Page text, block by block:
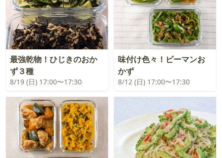
最強乾物！ひじきのおか
ず３種
8/19 (日) 17:00〜17:30
味付け色々！ピーマンお
かず
8/12 (日) 17:00〜17:30